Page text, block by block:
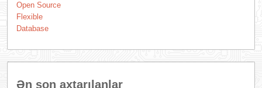
Open Source
Flexible
Database
Ən son axtarılanlar